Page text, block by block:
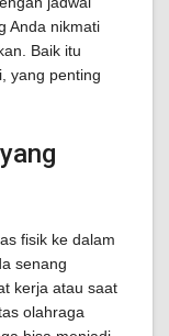
Anda nikmati
Baik itu
yang penting
fisik ke dalam
senang
kerja atau saat
olahraga